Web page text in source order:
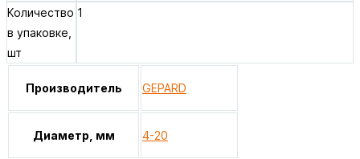
Количество
в упаковке,
шт
1
Производитель GEPARD
Диаметр, мм 4-20